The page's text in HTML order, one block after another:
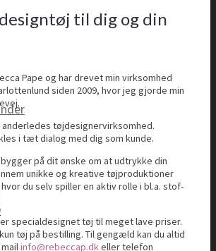
til dig og din
Pape og har drevet min virksomhed
siden 2009, hvor jeg gjorde min
anderledes tøjdesignervirksomhed.
i tæt dialog med dig som kunde.
bygger på dit ønske om at udtrykke din
unikke og kreative tøjproduktioner
du selv spiller en aktiv rolle i bl.a. stof-
specialdesignet tøj til meget lave priser.
tøj på bestilling. Til gengæld kan du altid
info@rebeccap.dkeller telefon